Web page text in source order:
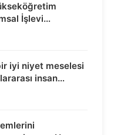
İşlevi
iyi niyet meselesi
insan…